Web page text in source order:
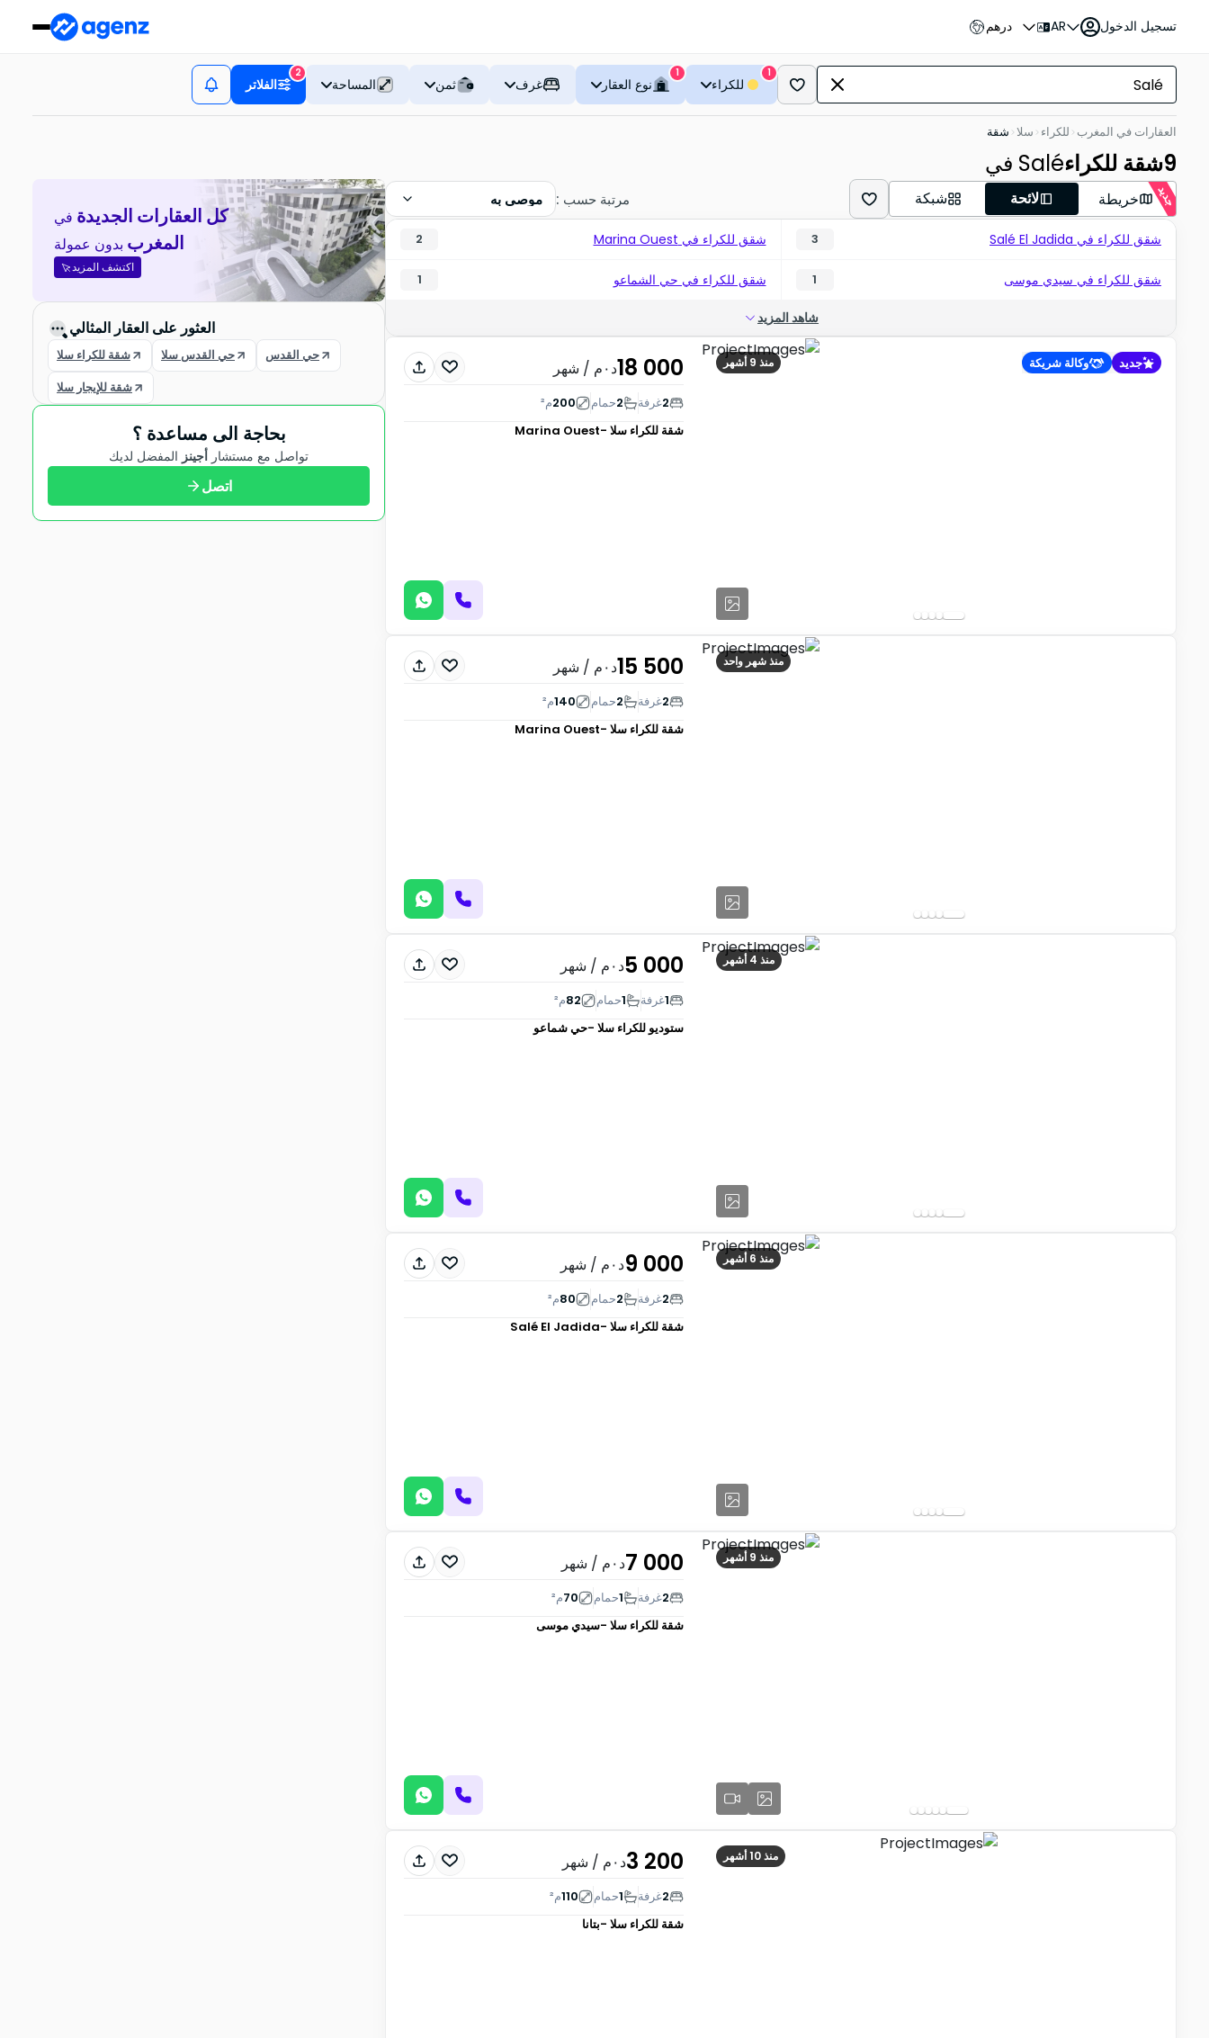
درهم AR تسجيل الدخول
للكراء
1
نوع العقار
1
غرف ثمن المساحة الفلاتر
2
العقارات في المغرب للكراء سلا شقة
9شقة للكراءفي Salé
جديد خريطة لائحة شبكة مرتبة حسب : موصى به
شقق للكراء في Salé El Jadida 3 شقق للكراء في Marina Ouest 2
شقق للكراء في سيدي موسى 1 شقق للكراء في حي الشماعو 1
شاهد المزيد
منذ 9 أشهر جديد وكالة شريكة 18 000د٠م / شهر
2غرفة 2حمام 200م²
شقة للكراء سلا -Marina Ouest
منذ شهر واحد 15 500د٠م / شهر
2غرفة 2حمام 140م²
شقة للكراء سلا -Marina Ouest
منذ 4 أشهر 5 000د٠م / شهر
1غرفة 1حمام 82م²
ستوديو للكراء سلا -حي شماعو
منذ 6 أشهر 9 000د٠م / شهر
2غرفة 2حمام 80م²
شقة للكراء سلا -Salé El Jadida
منذ 9 أشهر 7 000د٠م / شهر
2غرفة 1حمام 70م²
شقة للكراء سلا -سيدي موسى
منذ 10 أشهر 3 200د٠م / شهر
2غرفة 1حمام 110م²
شقة للكراء سلا -بتانا
كل العقارات الجديدة في
المغرب بدون عمولة
اكتشف المزيد
العثور على العقار المثالي
شقة للكراء سلا حي القدس سلا
حي القدس
شقة للإيجار سلا
بحاجة الى مساعدة ؟
تواصل مع مستشار أجينز المفضل لديك
اتصل